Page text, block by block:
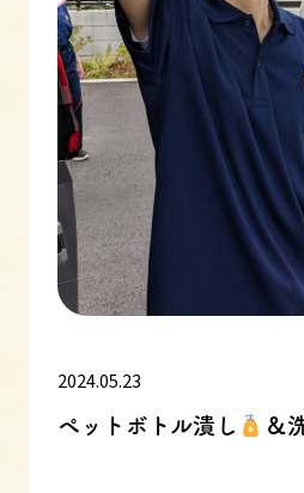
2024.05.23
ペットボトル潰し ＆